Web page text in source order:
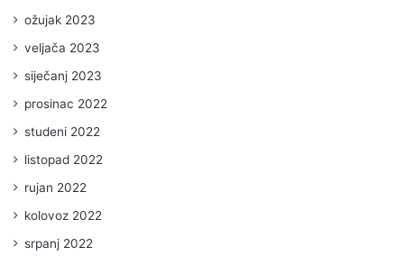
ožujak 2023
veljača 2023
siječanj 2023
prosinac 2022
studeni 2022
listopad 2022
rujan 2022
kolovoz 2022
srpanj 2022